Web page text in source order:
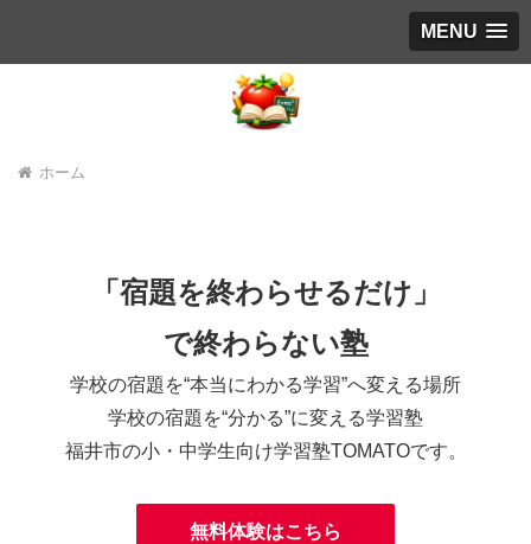
MENU
ホーム
「宿題を終わらせるだけ」
で終わらない塾
学校の宿題を“本当にわかる学習”へ変える場所
学校の宿題を“分かる”に変える学習塾
福井市の小・中学生向け学習塾TOMATOです。
無料体験はこちら